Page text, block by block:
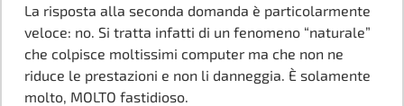
La risposta alla seconda domanda è particolarmente
veloce: no. Si tratta infatti di un fenomeno “naturale”
che colpisce moltissimi computer ma che non ne
riduce le prestazioni e non li danneggia. È solamente
molto, MOLTO fastidioso.